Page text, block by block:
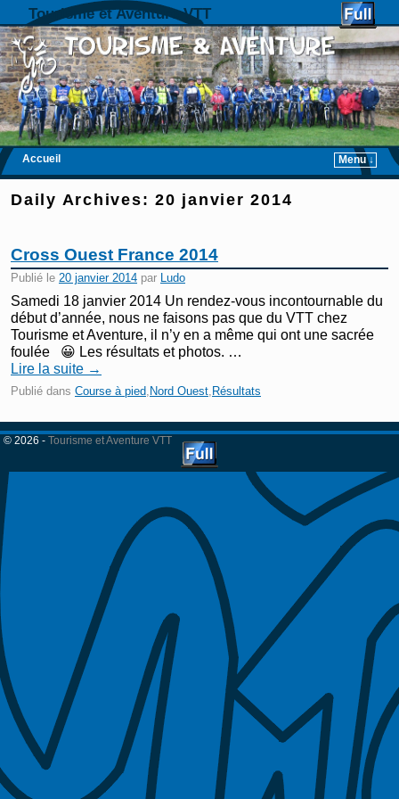
Tourisme et Aventure VTT
Accueil
Menu ↓
Skip to primary content
Aller au contenu secondaire
Daily Archives:20 janvier 2014
Cross Ouest France 2014
Publié le 20 janvier 2014 par Ludo
Samedi 18 janvier 2014 Un rendez-vous incontournable du
début d’année, nous ne faisons pas que du VTT chez
Tourisme et Aventure, il n’y en a même qui ont une sacrée
foulée 😀 Les résultats et photos. …
Lire la suite →
Publié dans Course à pied Nord Ouest Résultats
© 2026 - Tourisme et Aventure VTT